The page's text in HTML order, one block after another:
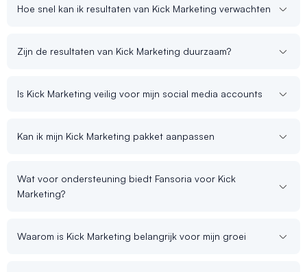
Hoe snel kan ik resultaten van Kick Marketing verwachten
Zijn de resultaten van Kick Marketing duurzaam?
Is Kick Marketing veilig voor mijn social media accounts
Kan ik mijn Kick Marketing pakket aanpassen
Wat voor ondersteuning biedt Fansoria voor Kick
Marketing?
Waarom is Kick Marketing belangrijk voor mijn groei